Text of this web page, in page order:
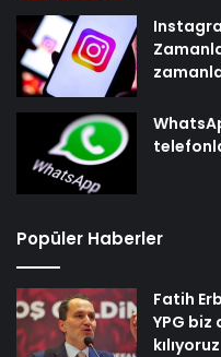
Popüler Haberler
Fatih
YPG biz
kılıyoruz